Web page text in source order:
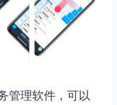
管理软件，可以